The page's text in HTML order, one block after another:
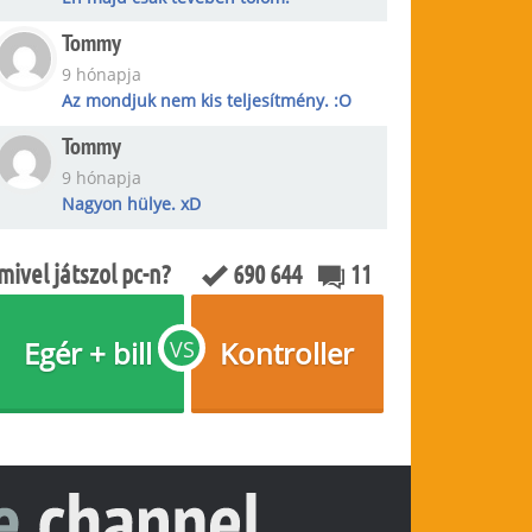
Tommy
9 hónapja
Az mondjuk nem kis teljesítmény. :O
Tommy
9 hónapja
Nagyon hülye. xD
játszol pc-n? 690 644 11
VS
Egér + bill Kontroller